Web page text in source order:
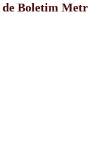
de Boletim